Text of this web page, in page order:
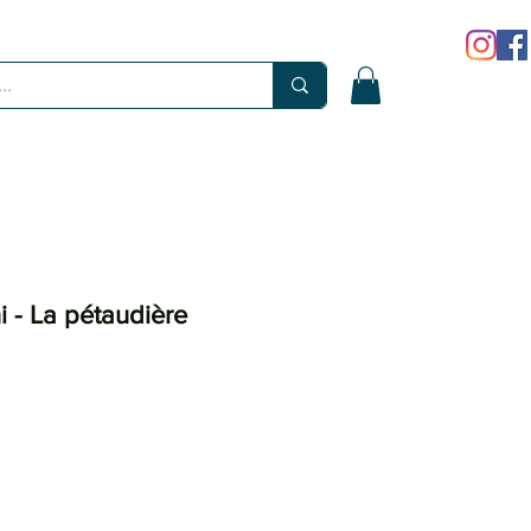
- La pétaudière